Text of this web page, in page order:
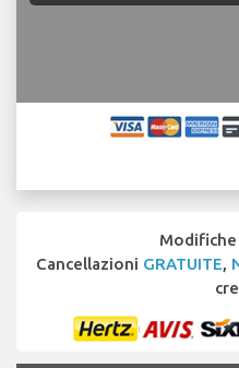
Modifiche
Cancellazioni GRATUITE,